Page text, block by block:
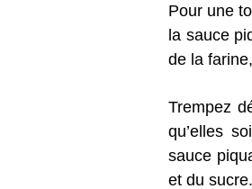
Pour une
la sauce
de la
Trempez
qu’elles
sauce
et du sucre.